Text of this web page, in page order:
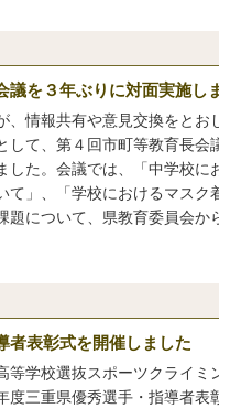
議を３年ぶりに対面実施しま
情報共有や意見交換をとおし
して、第４回市町等教育長会議
した。会議では、「中学校にお
て」、「学校におけるマスク着
題について、県教育委員会から
者表彰式を開催しました
学校選抜スポーツクライミン
度三重県優秀選手・指導者表彰